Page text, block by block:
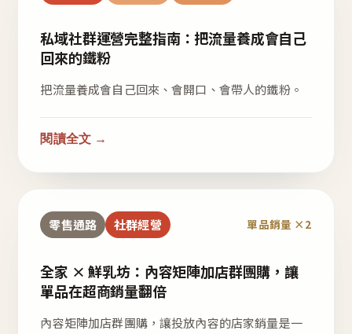
私域社群運營完整指南：把流量養成會自己
回來的鐵粉
把流量養成會自己回來、會開口、會帶人的鐵粉。
閱讀全文 →
零售通路 社群經營 單品銷量 ×2
全家 × 鮮乳坊：內容矩陣加店群團購，讓
單品在超商銷量翻倍
內容矩陣加店群團購，讓投放內容的店家銷量是一